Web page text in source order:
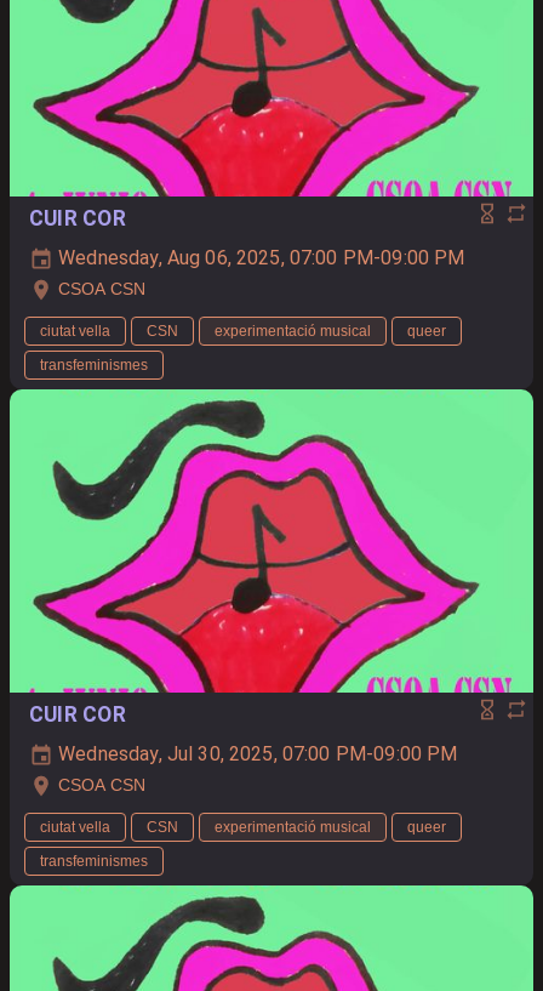
CUIR COR
Wednesday, Aug 06, 2025, 07:00 PM-09:00 PM
CSOA CSN
ciutat vella CSN experimentació musical
queer
transfeminismes
CUIR COR
Wednesday, Jul 30, 2025, 07:00 PM-09:00 PM
CSOA CSN
ciutat vella CSN experimentació musical
queer
transfeminismes